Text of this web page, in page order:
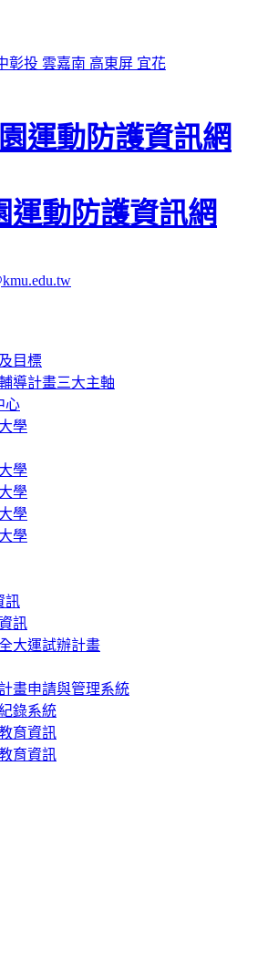
彰投 雲嘉南 高東屏 宜花
運動防護資訊網
目標
導計畫三大主軸
心
學
學
學
學
學
訊
訊
大運試辦計畫
畫申請與管理系統
錄系統
育資訊
育資訊